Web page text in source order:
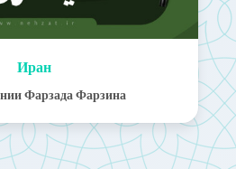
Иран
Фарзада Фарзина